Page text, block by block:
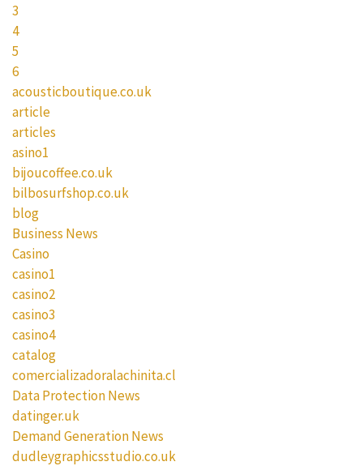
3
4
5
6
acousticboutique.co.uk
article
articles
asino1
bijoucoffee.co.uk
bilbosurfshop.co.uk
blog
Business News
Casino
casino1
casino2
casino3
casino4
catalog
comercializadoralachinita.cl
Data Protection News
datinger.uk
Demand Generation News
dudleygraphicsstudio.co.uk